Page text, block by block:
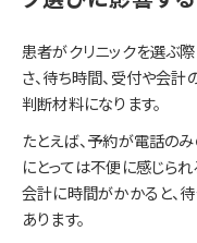
患者がクリニックを選ぶ
さ、待ち時間、受付や会
判断材料になります。
たとえば、予約が電話の
にとっては不便に感じら
会計に時間がかかると、
あります。